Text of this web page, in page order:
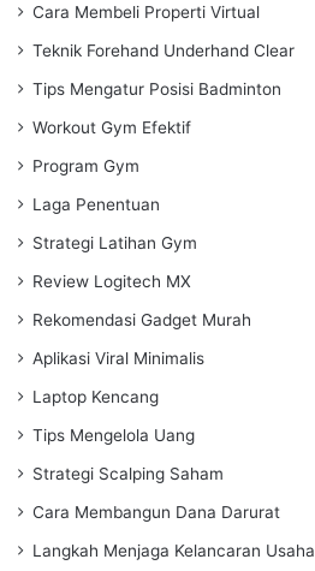
Cara Membeli Properti Virtual
Teknik Forehand Underhand Clear
Tips Mengatur Posisi Badminton
Workout Gym Efektif
Program Gym
Laga Penentuan
Strategi Latihan Gym
Review Logitech MX
Rekomendasi Gadget Murah
Aplikasi Viral Minimalis
Laptop Kencang
Tips Mengelola Uang
Strategi Scalping Saham
Cara Membangun Dana Darurat
Langkah Menjaga Kelancaran Usaha